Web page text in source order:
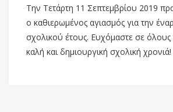
Την Τετάρτη 11 Σεπτεμβρίου 2019
ο καθιερωμένος αγιασμός για την
σχολικού έτους. Ευχόμαστε σε όλους
καλή και δημιουργική σχολική χρονιά!